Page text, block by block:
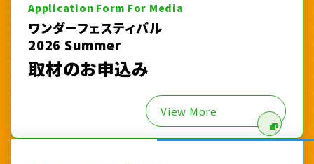
Application Form For Media
ワンダーフェスティバル
2026 Summer
取材のお申込み
View More